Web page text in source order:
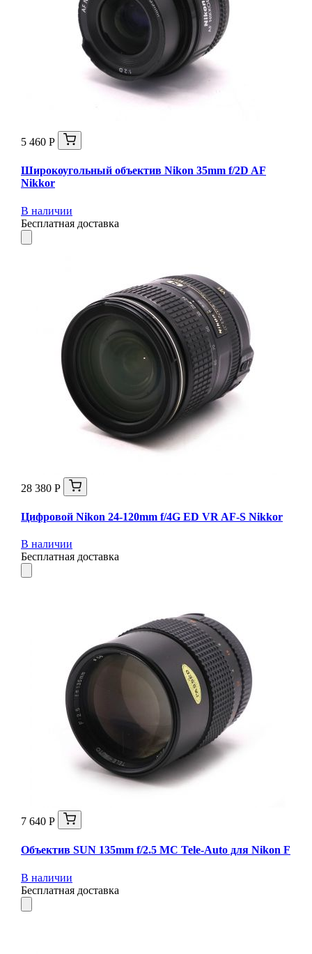
5 460 Р
Широкоугольный объектив Nikon 35mm f/2D AF
Nikkor
В наличии
Бесплатная доставка
28 380 Р
Цифровой Nikon 24-120mm f/4G ED VR AF-S Nikkor
В наличии
Бесплатная доставка
7 640 Р
Объектив SUN 135mm f/2.5 MC Tele-Auto для Nikon F
В наличии
Бесплатная доставка